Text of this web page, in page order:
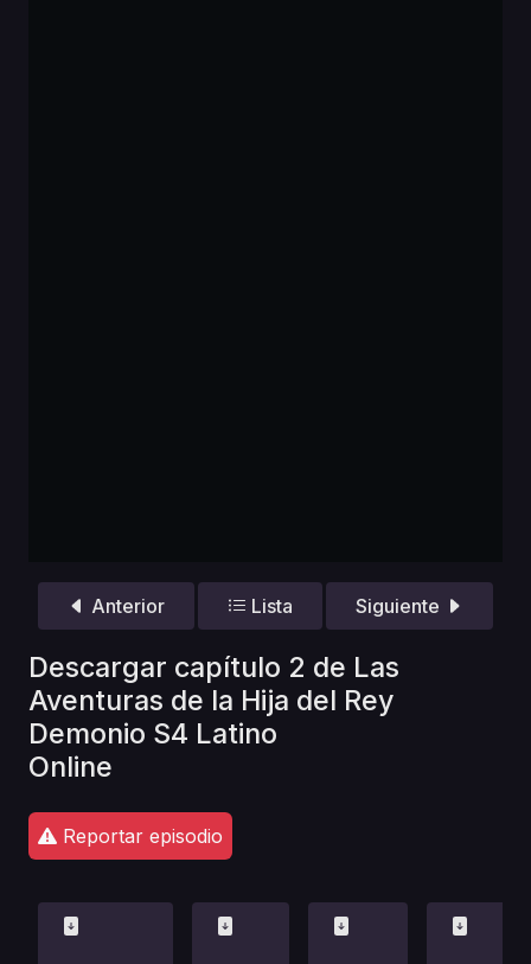
Anterior Lista Siguiente
Descargar capítulo 2 de Las
Aventuras de la Hija del Rey
Demonio S4 Latino
Online
Reportar episodio